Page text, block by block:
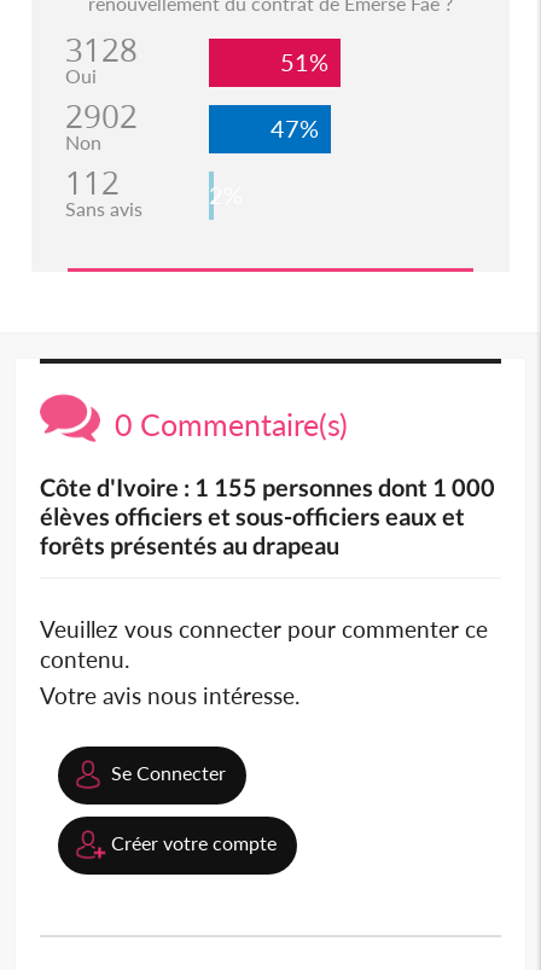
3128
Oui 51%
2902
Non 47%
112
Sans avis 2%
0 Commentaire(s)
Côte d'Ivoire : 1 155 personnes dont 1 000
élèves officiers et sous-officiers eaux et
forêts présentés au drapeau
Veuillez vous connecter pour commenter ce
contenu.
Votre avis nous intéresse.
Se Connecter
Créer votre compte